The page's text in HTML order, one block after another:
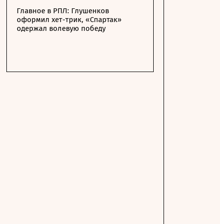
Главное в РПЛ: Глушенков
оформил хет-трик, «Спартак»
одержал волевую победу